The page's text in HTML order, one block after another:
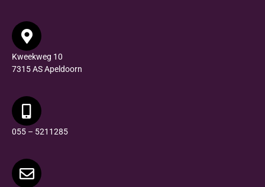
Kweekweg 10
7315 AS Apeldoorn
055 – 5211285